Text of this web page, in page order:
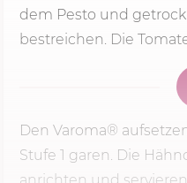
dem Pesto und
bestreichen. Die
Den Varoma®
Stufe 1 garen. Die